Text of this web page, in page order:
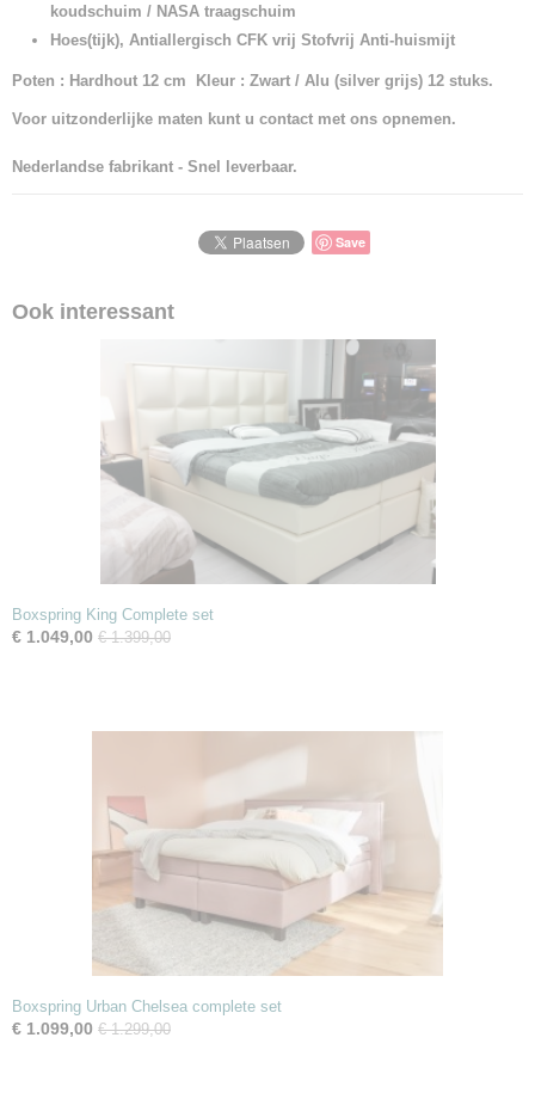
koudschuim / NASA traagschuim
Hoes(tijk), Antiallergisch CFK vrij Stofvrij Anti-huismijt
Poten : Hardhout 12 cm Kleur : Zwart / Alu (silver grijs) 12 stuks.
Voor uitzonderlijke maten kunt u contact met ons opnemen.
Nederlandse fabrikant - Snel leverbaar.
Save
Ook interessant
Boxspring King Complete set
€ 1.049,00 € 1.399,00
Boxspring Urban Chelsea complete set
€ 1.099,00 € 1.299,00